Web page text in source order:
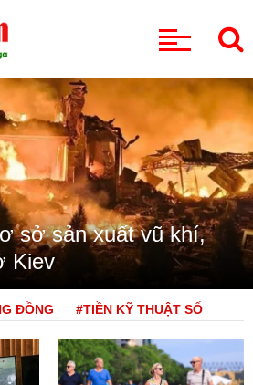
sở sản xuất vũ khí,
Kiev
ĐỒNG #TIỀN KỸ THUẬT SỐ